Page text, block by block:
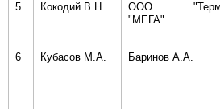
5 Кокодий В.Н.
ООО
"МЕГА"
6 Кубасов М.А. Баринов А.А.